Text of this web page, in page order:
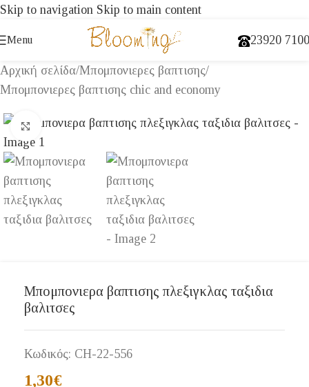
Skip to navigation Skip to main content
Menu 23920
Αρχική σελίδα/Μπομπονιερες βαπτισης/
Μπομπονιερες βαπτισης chic and economy
Click to enlarge
Μπομπονιερα βαπτισης πλεξιγκλας ταξιδια
βαλιτσες
Κωδικός: CH-22-556
1,30€